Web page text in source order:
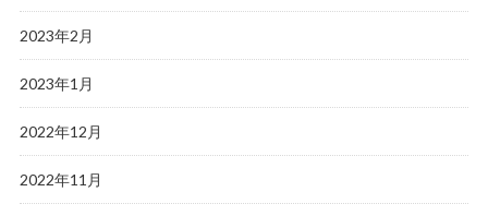
2023年2月
2023年1月
2022年12月
2022年11月